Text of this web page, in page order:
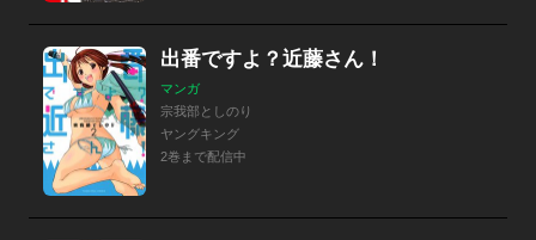
出番ですよ？近藤さん！
マンガ
宗我部としのり
ヤングキング
2巻まで配信中